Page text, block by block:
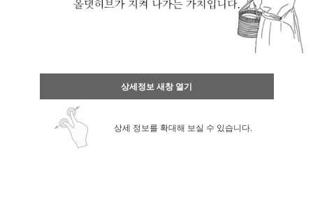
상세정보 새창 열기
상세 정보를 확대해 보실 수 있습니다.